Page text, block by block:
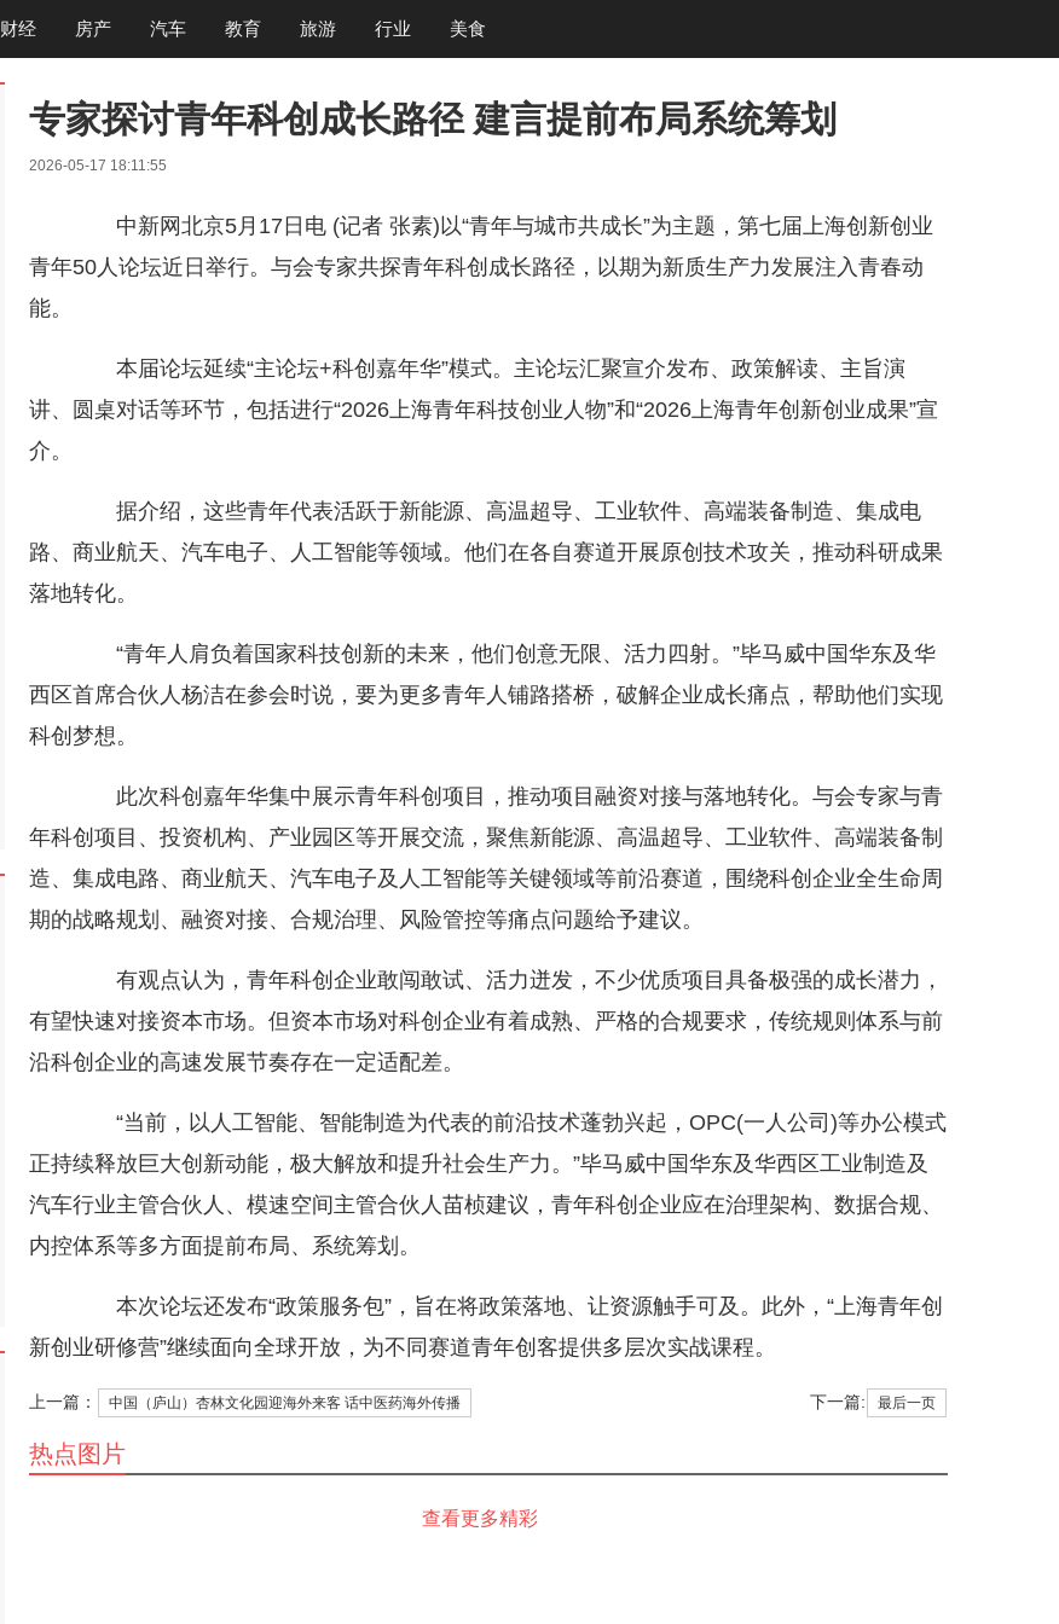
财经 房产 汽车 教育 旅游 行业 美食
专家探讨青年科创成长路径 建言提前布局系统筹划
2026-05-17 18:11:55
中新网北京5月17日电 (记者 张素)以“青年与城市共成长”为主题，第七届上海创新创业
青年50人论坛近日举行。与会专家共探青年科创成长路径，以期为新质生产力发展注入青春动
能。
本届论坛延续“主论坛+科创嘉年华”模式。主论坛汇聚宣介发布、政策解读、主旨演
讲、圆桌对话等环节，包括进行“2026上海青年科技创业人物”和“2026上海青年创新创业成果”宣
介。
据介绍，这些青年代表活跃于新能源、高温超导、工业软件、高端装备制造、集成电
路、商业航天、汽车电子、人工智能等领域。他们在各自赛道开展原创技术攻关，推动科研成果
落地转化。
“青年人肩负着国家科技创新的未来，他们创意无限、活力四射。”毕马威中国华东及华
西区首席合伙人杨洁在参会时说，要为更多青年人铺路搭桥，破解企业成长痛点，帮助他们实现
科创梦想。
此次科创嘉年华集中展示青年科创项目，推动项目融资对接与落地转化。与会专家与青
年科创项目、投资机构、产业园区等开展交流，聚焦新能源、高温超导、工业软件、高端装备制
造、集成电路、商业航天、汽车电子及人工智能等关键领域等前沿赛道，围绕科创企业全生命周
期的战略规划、融资对接、合规治理、风险管控等痛点问题给予建议。
有观点认为，青年科创企业敢闯敢试、活力迸发，不少优质项目具备极强的成长潜力，
有望快速对接资本市场。但资本市场对科创企业有着成熟、严格的合规要求，传统规则体系与前
沿科创企业的高速发展节奏存在一定适配差。
“当前，以人工智能、智能制造为代表的前沿技术蓬勃兴起，OPC(一人公司)等办公模式
正持续释放巨大创新动能，极大解放和提升社会生产力。”毕马威中国华东及华西区工业制造及
汽车行业主管合伙人、模速空间主管合伙人苗桢建议，青年科创企业应在治理架构、数据合规、
内控体系等多方面提前布局、系统筹划。
本次论坛还发布“政策服务包”，旨在将政策落地、让资源触手可及。此外，“上海青年创
新创业研修营”继续面向全球开放，为不同赛道青年创客提供多层次实战课程。
上一篇： 中国（庐山）杏林文化园迎海外来客 话中医药海外传播 下一篇: 最后一页
热点图片
查看更多精彩